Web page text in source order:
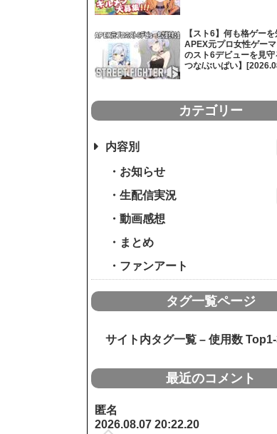
【スト6】何も格ゲー
APEX元プロ女性ゲー
のスト6デビューを見
つな/ぶいぱい】
カテゴリー
内容別
お知らせ
生配信実況
動画感想
まとめ
ファンアート
タグ一覧ページ
サイト内タグ一覧 – 使用数
最近のコメント
匿名
2026.08.07 20:22.20